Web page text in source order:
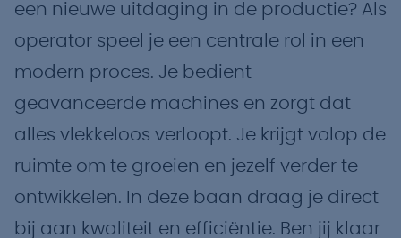
een nieuwe uitdaging in de productie? Als
operator speel je een centrale rol in een
modern proces. Je bedient
geavanceerde machines en zorgt dat
alles vlekkeloos verloopt. Je krijgt volop de
ruimte om te groeien en jezelf verder te
ontwikkelen. In deze baan draag je direct
bij aan kwaliteit en efficiëntie. Ben jij klaar